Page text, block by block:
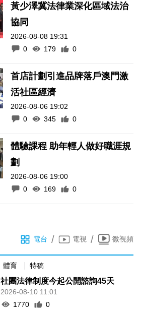
黃少澤冀法律業深化區域法治
協同
2026-08-08 19:31
0
179 0
首店計劃引進品牌落戶澳門激
活社區經濟
2026-08-06 19:02
0
345 0
體驗課程 助年輕人做好職涯規
劃
2026-08-06 19:00
0
169 0
電台 / 電視 / 微視頻
體育 特稿
社團法律制度今起公開諮詢45天
2026-08-10 11:01
1770
0